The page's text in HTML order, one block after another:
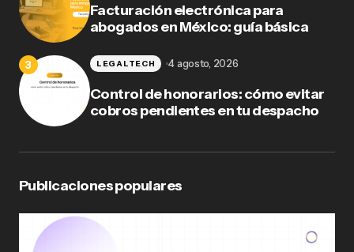
Facturación electrónica para
abogados en México: guía básica
Control de honorarios: cómo evitar
cobros pendientes en tu despacho
LEGALTECH 4 agosto, 2026
Publicaciones populares